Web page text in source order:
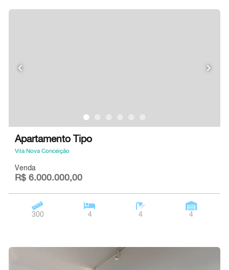
Apartamento Tipo
Vila Nova Conceição
Venda
R$ 6.000.000,00
300 4 4 4